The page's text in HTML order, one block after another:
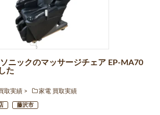
ニックのマッサージチェア EP-MA70
た
取実績
家電 買取実績
藤沢市